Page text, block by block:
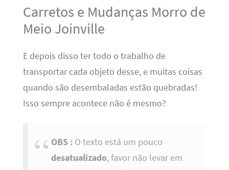
Carretos e Mudanças Morro de
Meio Joinville
E depois disso ter todo o trabalho de
transportar cada objeto desse, e muitas coisas
quando são desembaladas estão quebradas!
Isso sempre acontece não é mesmo?
OBS :O texto está um pouco
desatualizado, favor não levar em